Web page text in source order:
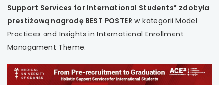
Support Services for International Students” zdobyła
prestiżową nagrodę BEST POSTER w kategorii Model
Practices and Insights in International Enrollment
Managament Theme.